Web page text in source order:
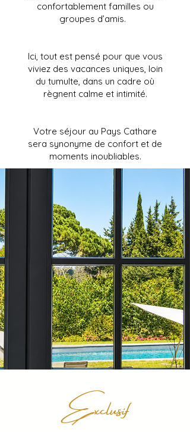
confortablement familles ou
groupes d’amis.
Ici, tout est pensé pour que vous
viviez des vacances uniques, loin
du tumulte, dans un cadre où
règnent calme et intimité.
Votre séjour au Pays Cathare
sera synonyme de confort et de
moments inoubliables.
Exclusif